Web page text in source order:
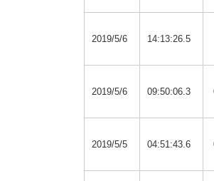
2019/5/6 14:13:26.5
2019/5/6 09:50:06.3
2019/5/5 04:51:43.6